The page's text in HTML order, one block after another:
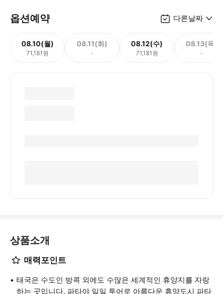
옵션예약 다른날짜
08.10(월)
71,181원
08.11(화)
-
08.12(수)
71,181원
08.13(목)
-
상품소개
매력포인트
태국은 수도인 방콕 외에도 수많은 세계적인 휴양지를 자랑
하는 곳입니다. 파타야 일일 투어로 아름다운 휴양도시 파타